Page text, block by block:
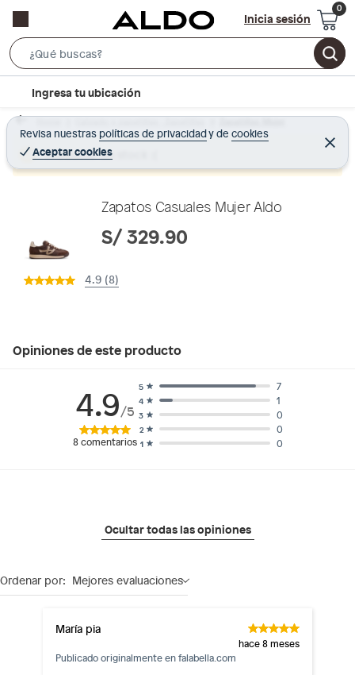
Inicia sesión
e
r
c
B
r
c
t
Ingresa tu ubicación
Revisa nuestras políticas de privacidadyde cookies
Aceptar cookies
C
e
r
Home Calzado y zapatillas - Zapatillas Zapatillas Mujer
Producto sin stock :(
Zapatos Casuales Mujer Aldo
S/ 329.90
4.9 (8)
Opiniones de este producto
4.9/5
8 comentarios 1 0
2 0
3 0
4 1
5 7
Ocultar todas las opiniones
Ordenar por: Mejores evaluaciones
María pia
hace 8 meses
Publicado originalmente enfalabella.com